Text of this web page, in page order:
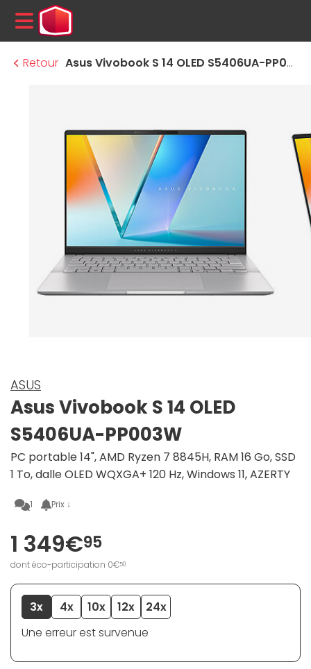
MENU
Retour
Asus Vivobook S 14 OLED S5406UA-PP003W
ASUS
Asus Vivobook S 14 OLED
S5406UA-PP003W
PC portable 14", AMD Ryzen 7 8845H, RAM 16 Go, SSD
1 To, dalle OLED WQXGA+ 120 Hz, Windows 11, AZERTY
1 Prix ↓
1 349€95
dont éco-participation 0€50
3x 4x 10x 12x
24x
Une erreur est survenue